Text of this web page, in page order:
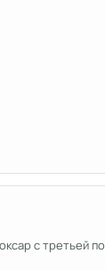
с третьей